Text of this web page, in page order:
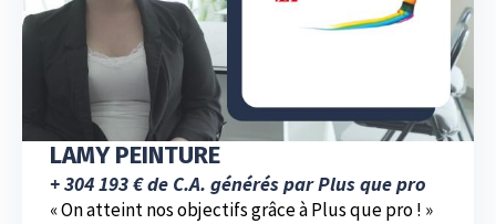
LAMY PEINTURE
+ 304 193 € de C.A. générés par Plus que pro
« On atteint nos objectifs grâce à Plus que pro ! »